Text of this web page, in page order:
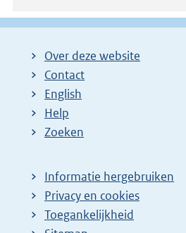
Over deze website
Contact
English
Help
Zoeken
Informatie hergebruiken
Privacy en cookies
Toegankelijkheid